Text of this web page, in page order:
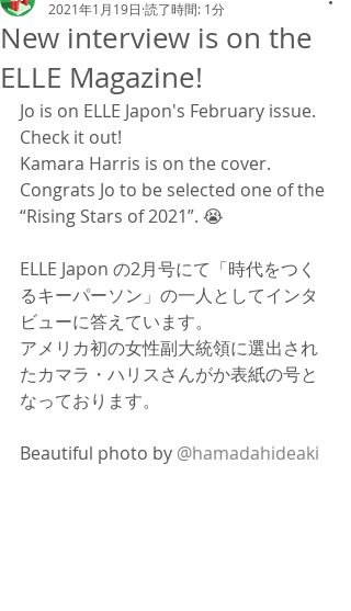
New interview is on the
ELLE Magazine!
2021年1月19日 読了時間: 1分
Jo is on ELLE Japon's February issue.
Check it out!
Kamara Harris is on the cover.
Congrats Jo to be selected one of the
“Rising Stars of 2021”. 😭
ELLE Japon の2月号にて「時代をつく
るキーパーソン」の一人としてインタ
ビューに答えています。
アメリカ初の女性副大統領に選出され
たカマラ・ハリスさんがか表紙の号と
なっております。
Beautiful photo by @hamadahideaki